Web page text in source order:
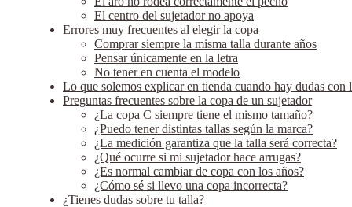
El centro del sujetador no apoya
Errores muy frecuentes al elegir la copa
Comprar siempre la misma talla durante años
Pensar únicamente en la letra
No tener en cuenta el modelo
Lo que solemos explicar en tienda cuando hay dudas con
Preguntas frecuentes sobre la copa de un sujetador
¿La copa C siempre tiene el mismo tamaño?
¿Puedo tener distintas tallas según la marca?
¿La medición garantiza que la talla será correcta?
¿Qué ocurre si mi sujetador hace arrugas?
¿Es normal cambiar de copa con los años?
¿Cómo sé si llevo una copa incorrecta?
¿Tienes dudas sobre tu talla?